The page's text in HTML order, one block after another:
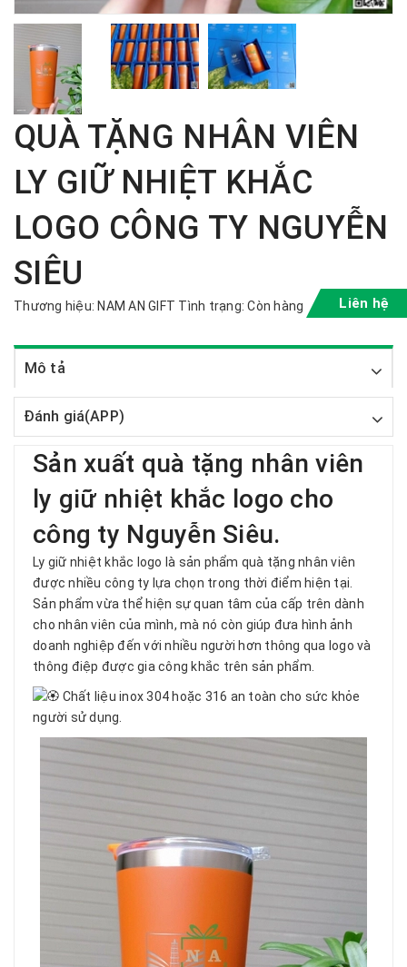
QUÀ TẶNG NHÂN VIÊN
LY GIỮ NHIỆT KHẮC
LOGO CÔNG TY NGUYỄN
SIÊU
Thương hiệu: NAM AN GIFT Tình trạng: Còn hàng Liên hệ
Mô tả
Đánh giá(APP)
Sản xuất quà tặng nhân viên
ly giữ nhiệt khắc logo cho
công ty Nguyễn Siêu.
Ly giữ nhiệt khắc logo là sản phẩm quà tặng nhân viên
được nhiều công ty lựa chọn trong thời điểm hiện tại.
Sản phẩm vừa thể hiện sự quan tâm của cấp trên dành
cho nhân viên của mình, mà nó còn giúp đưa hình ảnh
doanh nghiệp đến với nhiều người hơn thông qua logo và
thông điệp được gia công khắc trên sản phẩm.
Chất liệu inox 304 hoặc 316 an toàn cho sức khỏe
người sử dụng.